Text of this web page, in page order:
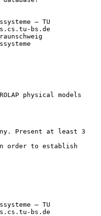
– TU
bs.de
physical models
Present at least 3
order to establish
– TU
bs.de